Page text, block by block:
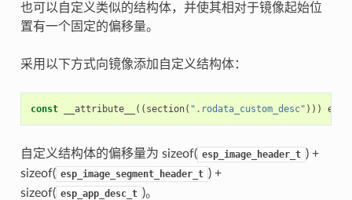
也可以自定义类似的结构体，并使其相对于镜像起始位
置有一个固定的偏移量。
采用以下方式向镜像添加自定义结构体：
const __attribute__ (( section( ".rodata_custom_desc" )))
自定义结构体的偏移量为 sizeof( esp_image_header_t ) +
sizeof( esp_image_segment_header_t ) +
sizeof( esp_app_desc_t )。